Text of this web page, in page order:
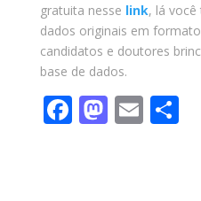
gratuita nesse link, lá você
dados originais em
candidatos e doutores
base de dados.
F M E S